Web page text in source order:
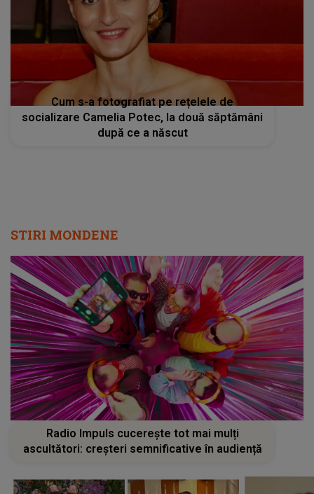
Cum s-a fotografiat pe rețelele de
socializare Camelia Potec, la două săptămâni
după ce a născut
STIRI MONDENE
Radio Impuls cucerește tot mai mulți
ascultători: creșteri semnificative în audiență